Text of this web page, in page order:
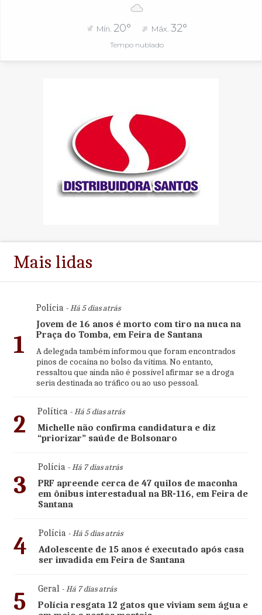
Mín. 20° Máx.32°
Tempo nublado
Mais lidas
1
Polícia- Há 5 dias atrás
Jovem de 16 anos é morto com tiro na nuca na
Praça do Tomba, em Feira de Santana
A delegada também informou que foram encontrados
pinos de cocaína no bolso da vítima. No entanto,
ressaltou que ainda não é possível afirmar se a droga
seria destinada ao tráfico ou ao uso pessoal.
2 Política- Há 5 dias atrás
Michelle não confirma candidatura e diz
“priorizar” saúde de Bolsonaro
3
Polícia- Há 7 dias atrás
PRF apreende cerca de 47 quilos de maconha
em ônibus interestadual na BR-116, em Feira de
Santana
4 Polícia- Há 5 dias atrás
Adolescente de 15 anos é executado após casa
ser invadida em Feira de Santana
5 Geral- Há 7 dias atrás
Polícia resgata 12 gatos que viviam sem água e